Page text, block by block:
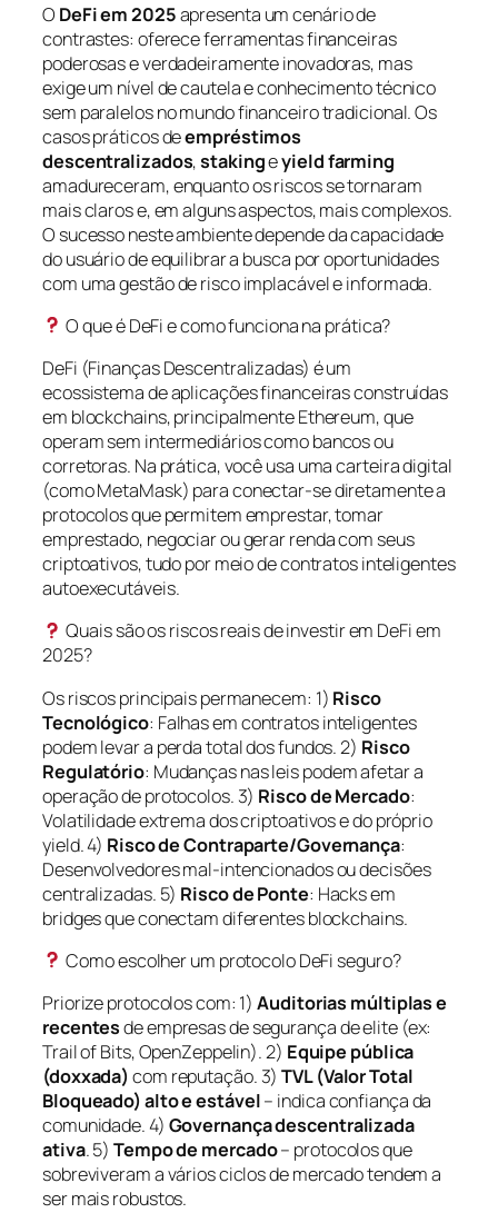
O DeFi em 2025apresenta um cenário de
contrastes: oferece ferramentas financeiras
poderosas e verdadeiramente inovadoras, mas
exige um nível de cautela e conhecimento técnico
sem paralelos no mundo financeiro tradicional. Os
casos práticos deempréstimos
descentralizados,stakingeyield farming
amadureceram, enquanto os riscos se tornaram
mais claros e, em alguns aspectos, mais complexos.
O sucesso neste ambiente depende da capacidade
do usuário de equilibrar a busca por oportunidades
com uma gestão de risco implacável e informada.
O que é DeFi e como funciona na prática?
DeFi (Finanças Descentralizadas) é um
ecossistema de aplicações financeiras construídas
em blockchains, principalmente Ethereum, que
operam sem intermediários como bancos ou
corretoras. Na prática, você usa uma carteira digital
(como MetaMask) para conectar-se diretamente a
protocolos que permitem emprestar, tomar
emprestado, negociar ou gerar renda com seus
criptoativos, tudo por meio de contratos inteligentes
autoexecutáveis.
Quais são os riscos reais de investir em DeFi em
2025?
Os riscos principais permanecem: 1) Risco
Tecnológico: Falhas em contratos inteligentes
podem levar a perda total dos fundos. 2) Risco
Regulatório: Mudanças nas leis podem afetar a
operação de protocolos. 3) Risco de Mercado:
Volatilidade extrema dos criptoativos e do próprio
yield. 4) Risco de Contraparte/Governança:
Desenvolvedores mal-intencionados ou decisões
centralizadas. 5) Risco de Ponte: Hacks em
bridges que conectam diferentes blockchains.
Como escolher um protocolo DeFi seguro?
Priorize protocolos com: 1)Auditorias múltiplas e
recentesde empresas de segurança de elite (ex:
Trail of Bits, OpenZeppelin). 2) Equipe pública
(doxxada) com reputação. 3)TVL (Valor Total
Bloqueado) alto e estável– indica confiança da
comunidade. 4) Governança descentralizada
ativa. 5) Tempo de mercado– protocolos que
sobreviveram a vários ciclos de mercado tendem a
ser mais robustos.